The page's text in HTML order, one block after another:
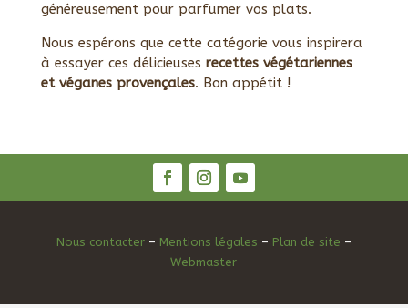
généreusement pour parfumer vos plats.
Nous espérons que cette catégorie vous inspirera
à essayer ces délicieuses recettes végétariennes
et véganes provençales. Bon appétit !
Nous contacter– Mentions légales – Plan de site –
Webmaster